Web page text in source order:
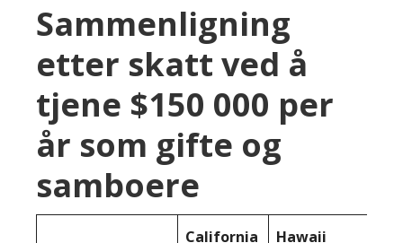
Sammenligning
etter skatt ved å
tjene $150 000 per
år som gifte og
samboere
California Hawaii